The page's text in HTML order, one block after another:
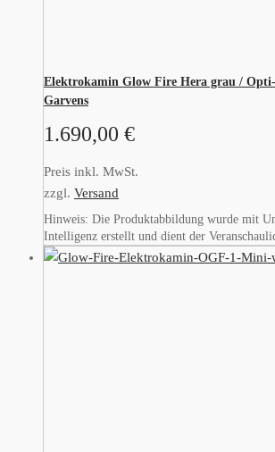
Elektrokamin Glow Fire Hera grau /
Garvens
1.690,00 €
Preis inkl. MwSt.
zzgl. Versand
Hinweis: Die Produktabbildung wurde mit
Intelligenz erstellt und dient der